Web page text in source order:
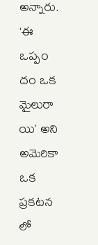
అన్నారు.
‘ఈ
ఒప్పం
దం ఒక
మైలురా
యి’ అని
అమెరికా
ఒక
ప్రకటన
లో